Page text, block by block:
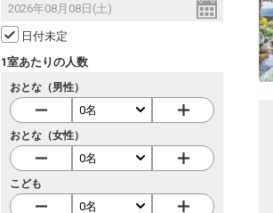
日付未定
1室あたりの人数
おとな（男性）
おとな（女性）
こども